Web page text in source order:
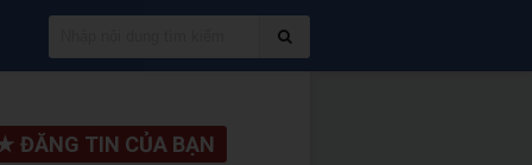
ĐĂNG TIN CỦA BẠN